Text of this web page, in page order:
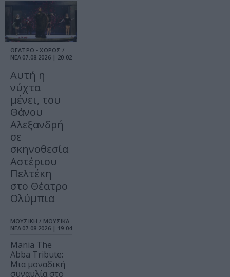
ΘΕΑΤΡΟ - ΧΟΡΟΣ /
ΝΕΑ 07.08.2026 | 20.02
Αυτή η
νύχτα
μένει, του
Θάνου
Αλεξανδρή
σε
σκηνοθεσία
Αστέριου
Πελτέκη
στο Θέατρο
Ολύμπια
ΜΟΥΣΙΚΗ / ΜΟΥΣΙΚΑ
ΝΕΑ 07.08.2026 | 19.04
Mania The
Abba Tribute:
Μια μοναδική
συναυλία στο